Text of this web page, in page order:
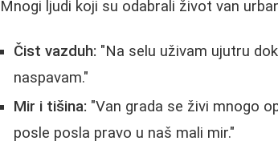
Mnogi ljudi koji su odabrali život van
Čist vazduh: "Na selu uživam ujutru
naspavam."
Mir i tišina: "Van grada se živi mnogo
posle posla pravo u naš mali mir."